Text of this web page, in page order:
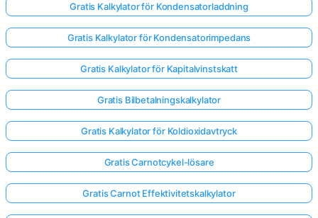
Gratis Kalkylator för Kondensatorladdning
Gratis Kalkylator för Kondensatorimpedans
Gratis Kalkylator för Kapitalvinstskatt
Gratis Bilbetalningskalkylator
Gratis Kalkylator för Koldioxidavtryck
Gratis Carnotcykel-lösare
Gratis Carnot Effektivitetskalkylator